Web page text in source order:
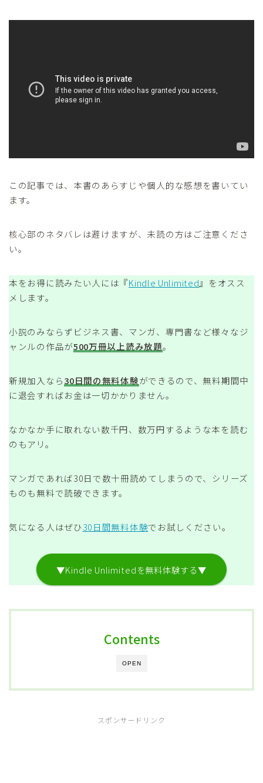
この記事では、本書のあらすじや個人的な感想を書いてい
ます。
核心部のネタバレは避けますが、未読の方はご注意くださ
い。
本をお得に読みたい人には『Kindle Unlimited』をオスス
メします。
小説のみならずビジネス書、マンガ、専門書など様々なジ
ャンルの作品が500万冊以上読み放題。
新規加入なら30日間の無料体験ができるので、無料期間中
に退会すればお金は一切かかりません。
なかなか手に取れない数千円、数万円するような本を読む
のもアリ。
マンガであれば30日で数十冊読めてしまうので、シリーズ
ものも無料で読破できます。
気になる人はぜひ30日間無料体験でお試しください。
▼Kindle Unlimitedを無料体験する▼
OPEN
Contents
スポンサードリンク